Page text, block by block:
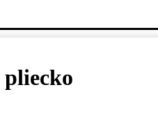
pliecko